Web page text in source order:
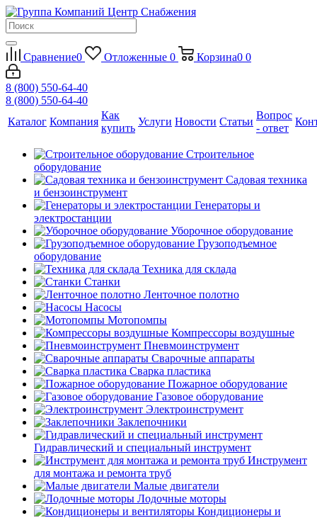
Сравнение0 Отложенные 0 Корзина0 0
8 (800) 550-64-40
8 (800) 550-64-40
Каталог Компания
Как
купить
Услуги Новости Статьи
Вопрос
- ответ
Строительное
оборудование
Садовая техника
и бензоинструмент
Генераторы и
электростанции
Уборочное оборудование
Грузоподъемное
оборудование
Техника для склада
Станки
Ленточное полотно
Насосы
Мотопомпы
Компрессоры воздушные
Пневмоинструмент
Сварочные аппараты
Сварка пластика
Пожарное оборудование
Газовое оборудование
Электроинструмент
Заклепочники
Гидравлический и специальный инструмент
Инструмент
для монтажа и ремонта труб
Малые двигатели
Лодочные моторы
Кондиционеры и